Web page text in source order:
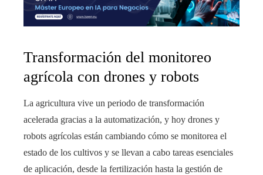
Transformación del monitoreo
agrícola con drones y robots
La agricultura vive un periodo de transformación
acelerada gracias a la automatización, y hoy drones y
robots agrícolas están cambiando cómo se monitorea el
estado de los cultivos y se llevan a cabo tareas esenciales
de aplicación, desde la fertilización hasta la gestión de